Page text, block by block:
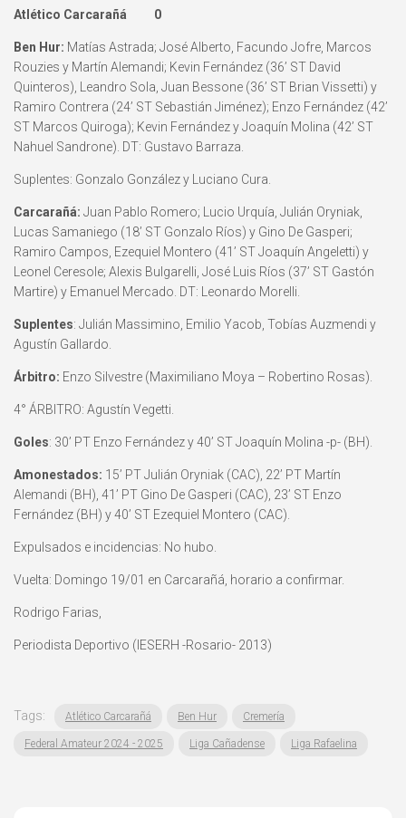
Atlético Carcarañá 0
Ben Hur: Matías Astrada; José Alberto, Facundo Jofre, Marcos
Rouzies y Martín Alemandi; Kevin Fernández (36’ ST David
Quinteros), Leandro Sola, Juan Bessone (36’ ST Brian Vissetti) y
Ramiro Contrera (24’ ST Sebastián Jiménez); Enzo Fernández (42’
ST Marcos Quiroga); Kevin Fernández y Joaquín Molina (42’ ST
Nahuel Sandrone). DT: Gustavo Barraza.
Suplentes: Gonzalo González y Luciano Cura.
Carcarañá: Juan Pablo Romero; Lucio Urquía, Julián Oryniak,
Lucas Samaniego (18’ ST Gonzalo Ríos) y Gino De Gasperi;
Ramiro Campos, Ezequiel Montero (41’ ST Joaquín Angeletti) y
Leonel Ceresole; Alexis Bulgarelli, José Luis Ríos (37’ ST Gastón
Martire) y Emanuel Mercado. DT: Leonardo Morelli.
Suplentes: Julián Massimino, Emilio Yacob, Tobías Auzmendi y
Agustín Gallardo.
Árbitro: Enzo Silvestre (Maximiliano Moya – Robertino Rosas).
4° ÁRBITRO: Agustín Vegetti.
Goles: 30’ PT Enzo Fernández y 40’ ST Joaquín Molina -p- (BH).
Amonestados: 15’ PT Julián Oryniak (CAC), 22’ PT Martín
Alemandi (BH), 41’ PT Gino De Gasperi (CAC), 23’ ST Enzo
Fernández (BH) y 40’ ST Ezequiel Montero (CAC).
Expulsados e incidencias: No hubo.
Vuelta: Domingo 19/01 en Carcarañá, horario a confirmar.
Rodrigo Farias,
Periodista Deportivo (IESERH -Rosario- 2013)
Tags: Atlético Carcarañá Ben Hur Cremería
Federal Amateur 2024 - 2025 Liga Cañadense Liga Rafaelina